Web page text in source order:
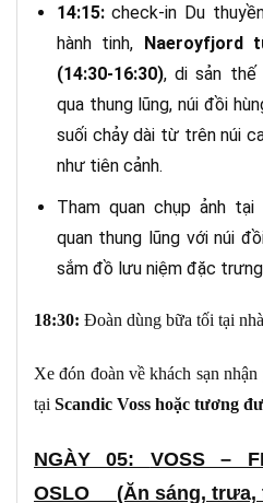
14:15:check-in Du
hành tinh, Naeroyfjord
(14:30-16:30), di sản thế
qua thung lũng, núi đồi
suối chảy dài từ trên núi
như tiên cảnh.
Tham quan chụp ảnh tại
quan thung lũng với núi
sắm đồ lưu niệm đặc
18:30: Đoàn dùng bữa tối tại
Xe đón đoàn về khách sạn
tại Scandic Voss hoặc tương
NGÀY 05: VOSS –
OSLO
(Ăn sáng, trưa,